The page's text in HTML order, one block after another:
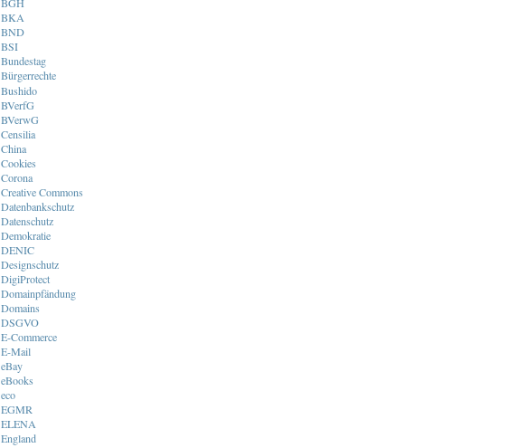
BGH
BKA
BND
BSI
Bundestag
Bürgerrechte
Bushido
BVerfG
BVerwG
Censilia
China
Cookies
Corona
Creative Commons
Datenbankschutz
Datenschutz
Demokratie
DENIC
Designschutz
DigiProtect
Domainpfändung
Domains
DSGVO
E-Commerce
E-Mail
eBay
eBooks
eco
EGMR
ELENA
England